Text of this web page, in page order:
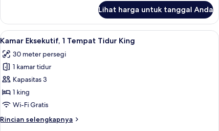
Kamar
Deluks,
2
Tidur
Twin
Lihat harga untuk tanggal Anda
Lihat
semua
foto
untuk
Kamar
Eksekutif,
1
Tidur
1 kamar tidur, seprai premium,
5
Kamar Eksekutif, 1 Tempat Tidur King
30 meter persegi
1 kamar tidur
Kapasitas 3
1 king
Wi-Fi Gratis
Rincian selengkapnya
Rincian